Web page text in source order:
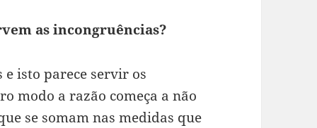
as incongruências?
e isto parece servir os
modo a razão começa a não
se somam nas medidas que